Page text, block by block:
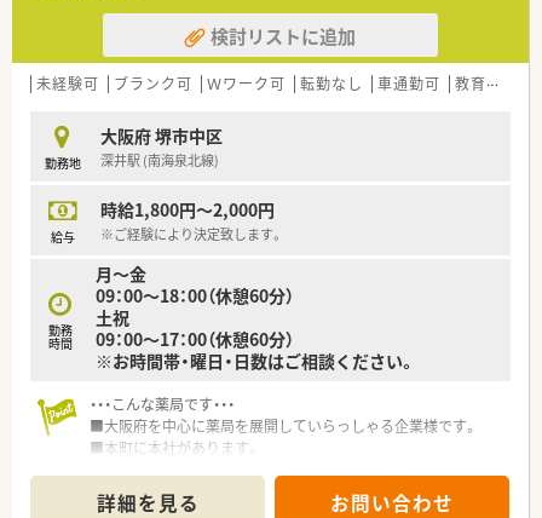
《こんな方にオススメ》
■ゆとりある人員配置で、ゆったりとお仕事されたい方
■ご家庭との両立の為、夜遅くまでの勤務が難しい方（夜診勤務
なし♪）
検討リストに追加
未経験可 ブランク可 Ｗワーク可 転勤なし 車通勤可 教育制度あり
勤務地
大阪府 堺市中区
深井駅 (南海泉北線)
給与
時給1,800円～2,000円
※ご経験により決定致します。
勤務
時間
月～金
09：00～18：00（休憩60分）
土祝
09：00～17：00（休憩60分）
※お時間帯・曜日・日数はご相談ください。
・・・こんな薬局です・・・
■大阪府を中心に薬局を展開していらっしゃる企業様です。
■本町に本社があります。
詳細を見る お問い合わせ